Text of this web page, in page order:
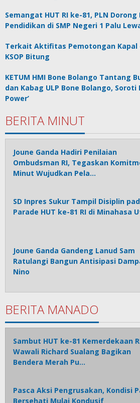
Semangat HUT RI ke-81, PLN
Pendidikan di SMP Negeri 1 Palu
Terkait Aktifitas Pemotongan Kapal
KSOP Bitung
KETUM HMI Bone Bolango Tantang
dan Kabag ULP Bone Bolango, Soroti
Power’
BERITA MINUT
Joune Ganda Hadiri Penilaian
Ombudsman RI, Tegaskan
Minut Wujudkan Pela…
SD Inpres Sukur Tampil Disiplin
Parade HUT ke-81 RI di Minahasa
Joune Ganda Gandeng Lanud Sam
Ratulangi Bangun Antisipasi
Nino
BERITA MANADO
Sambut HUT ke-81 Kemerdekaan
Wawali Richard Sualang Bagikan
Bendera Merah Pu…
Pasca Aksi Pengrusakan, Kondisi
Bersehati Mulai Kondusif